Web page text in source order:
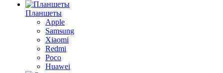
Планшеты
Apple
Samsung
Xiaomi
Redmi
Poco
Huawei